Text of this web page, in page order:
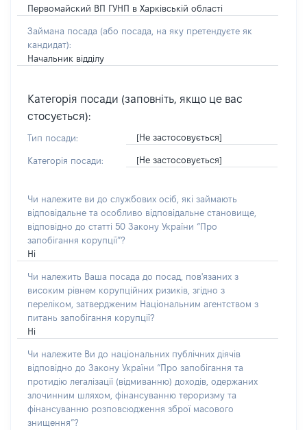
Первомайский ВП ГУНП в Харківській області
Займана посада (або посада, на яку претендуєте як
кандидат):
Начальник відділу
Категорія посади (заповніть, якщо це вас
стосується):
Тип посади: [Не застосовується]
Категорія посади: [Не застосовується]
Чи належите ви до службових осіб, які займають
відповідальне та особливо відповідальне становище,
відповідно до статті 50 Закону України “Про
запобігання корупції”?
Ні
Чи належить Ваша посада до посад, пов'язаних з
високим рівнем корупційних ризиків, згідно з
переліком, затвердженим Національним агентством з
питань запобігання корупції?
Ні
Чи належите Ви до національних публічних діячів
відповідно до Закону України “Про запобігання та
протидію легалізації (відмиванню) доходів, одержаних
злочинним шляхом, фінансуванню тероризму та
фінансуванню розповсюдження зброї масового
знищення”?